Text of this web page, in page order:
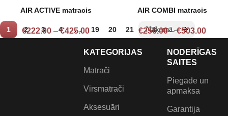
AIR ACTIVE matracis
€222.00 – €425.00
AIR COMBI matracis
€256.00 – €503.00
1 2 3 4 … 19 20 21 →
KATEGORIJAS
Matrači
Virsmatrači
Aksesuāri
NODERĪGAS
SAITES
Piegāde un
apmaksa
Garantija